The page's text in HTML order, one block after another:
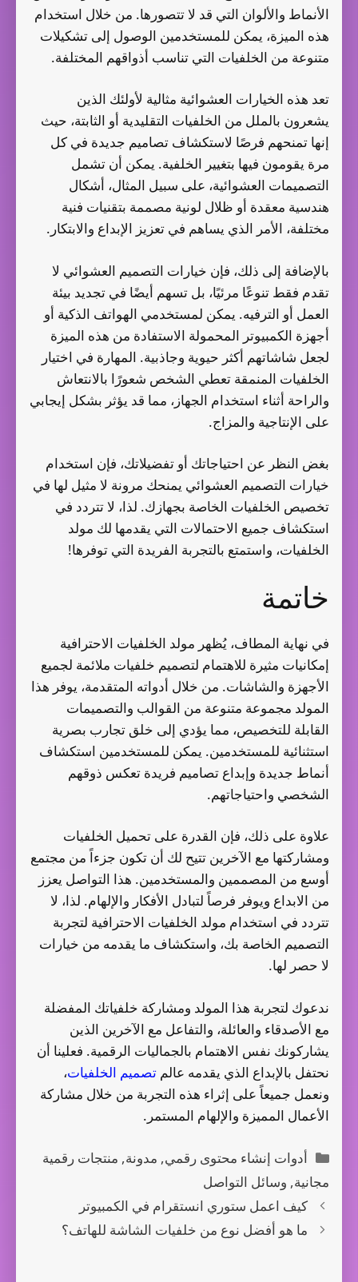
الأنماط والألوان التي قد لا تتصورها. من خلال استخدام
هذه الميزة، يمكن للمستخدمين الوصول إلى تشكيلات
متنوعة من الخلفيات التي تناسب أذواقهم المختلفة.
تعد هذه الخيارات العشوائية مثالية لأولئك الذين
يشعرون بالملل من الخلفيات التقليدية أو الثابتة، حيث
إنها تمنحهم فرصًا لاستكشاف تصاميم جديدة في كل
مرة يقومون فيها بتغيير الخلفية. يمكن أن تشمل
التصميمات العشوائية، على سبيل المثال، أشكال
هندسية معقدة أو ظلال لونية مصممة بتقنيات فنية
مختلفة، الأمر الذي يساهم في تعزيز الإبداع والابتكار.
بالإضافة إلى ذلك، فإن خيارات التصميم العشوائي لا
تقدم فقط تنوعًا مرئيًا، بل تسهم أيضًا في تجديد بيئة
العمل أو الترفيه. يمكن لمستخدمي الهواتف الذكية أو
أجهزة الكمبيوتر المحمولة الاستفادة من هذه الميزة
لجعل شاشاتهم أكثر حيوية وجاذبية. المهارة في اختيار
الخلفيات المنمقة تعطي الشخص شعورًا بالانتعاش
والراحة أثناء استخدام الجهاز، مما قد يؤثر بشكل إيجابي
على الإنتاجية والمزاج.
بغض النظر عن احتياجاتك أو تفضيلاتك، فإن استخدام
خيارات التصميم العشوائي يمنحك مرونة لا مثيل لها في
تخصيص الخلفيات الخاصة بجهازك. لذا، لا تتردد في
استكشاف جميع الاحتمالات التي يقدمها لك مولد
الخلفيات، واستمتع بالتجربة الفريدة التي توفرها!
خاتمة
في نهاية المطاف، يُظهر مولد الخلفيات الاحترافية
إمكانيات مثيرة للاهتمام لتصميم خلفيات ملائمة لجميع
الأجهزة والشاشات. من خلال أدواته المتقدمة، يوفر هذا
المولد مجموعة متنوعة من القوالب والتصميمات
القابلة للتخصيص، مما يؤدي إلى خلق تجارب بصرية
استثنائية للمستخدمين. يمكن للمستخدمين استكشاف
أنماط جديدة وإبداع تصاميم فريدة تعكس ذوقهم
الشخصي واحتياجاتهم.
علاوة على ذلك، فإن القدرة على تحميل الخلفيات
ومشاركتها مع الآخرين تتيح لك أن تكون جزءاً من مجتمع
أوسع من المصممين والمستخدمين. هذا التواصل يعزز
من الابداع ويوفر فرصاً لتبادل الأفكار والإلهام. لذا، لا
تتردد في استخدام مولد الخلفيات الاحترافية لتجربة
التصميم الخاصة بك، واستكشاف ما يقدمه من خيارات
لا حصر لها.
ندعوك لتجربة هذا المولد ومشاركة خلفياتك المفضلة
مع الأصدقاء والعائلة، والتفاعل مع الآخرين الذين
يشاركونك نفس الاهتمام بالجماليات الرقمية. فعلينا أن
نحتفل بالإبداع الذي يقدمه عالمتصميم الخلفيات،
ونعمل جميعاً على إثراء هذه التجربة من خلال مشاركة
الأعمال المميزة والإلهام المستمر.
التصنيفات
أدوات إنشاء محتوى رقمي,مدونة,منتجات رقمية
مجانية,وسائل التواصل
كيف اعمل ستوري انستقرام في الكمبيوتر
ما هو أفضل نوع من خلفيات الشاشة للهاتف؟